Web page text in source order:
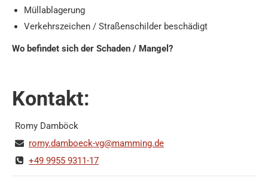
Müllablagerung
Verkehrszeichen / Straßenschilder beschädigt
Wo befindet sich der Schaden / Mangel?
Kontakt:
Romy Damböck
romy.damboeck-vg@mamming.de
+49 9955 9311-17